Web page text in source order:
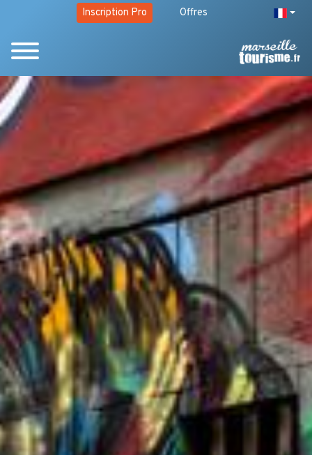
Inscription Pro Offres